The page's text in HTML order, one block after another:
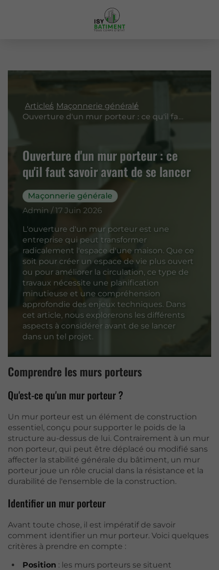
Articles Maçonnerie générale
Ouverture d'un mur porteur : ce qu'il faut savoir avant de se lancer
Ouverture d'un mur porteur : ce
qu'il faut savoir avant de se lancer
Maçonnerie générale
Admin / 17 Juin 2026
L'ouverture d'un mur porteur est une
entreprise qui peut transformer
radicalement l'espace d'une maison. Que ce
soit pour créer un espace de vie plus ouvert
ou pour améliorer la circulation, ce type de
travaux nécessite une planification
minutieuse et une compréhension
approfondie des enjeux techniques. Dans
cet article, nous explorerons les différents
aspects à considérer avant de se lancer
dans un tel projet.
Comprendre les murs porteurs
Qu'est-ce qu'un mur porteur ?
Un mur porteur est un élément de construction
essentiel, conçu pour supporter le poids de la
structure au-dessus de lui. Contrairement à un mur
non porteur, qui peut être déplacé ou modifié sans
affecter la stabilité générale du bâtiment, un mur
porteur joue un rôle crucial dans la résistance et la
durabilité de l'ensemble de la construction.
Identifier un mur porteur
Avant toute chose, il est impératif de savoir
comment identifier un mur porteur. Voici quelques
critères à prendre en compte :
Position : les murs porteurs se situent